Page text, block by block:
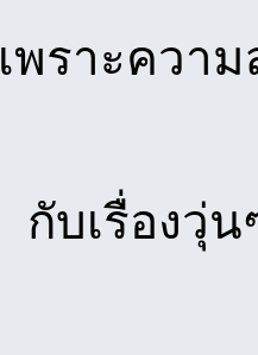
เพราะควา
กับเรื่องวุ่